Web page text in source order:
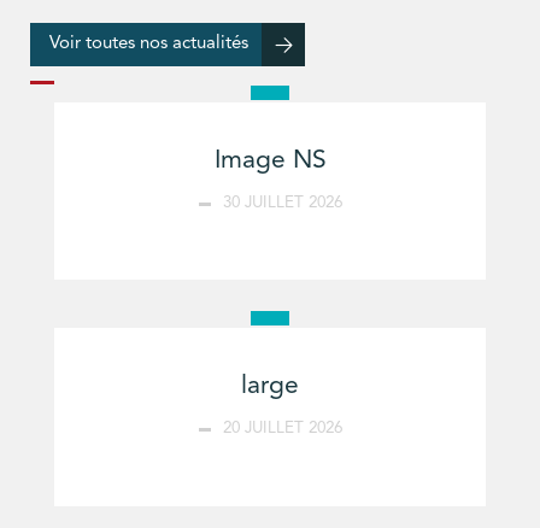
Voir toutes nos actualités
Image NS
30 JUILLET 2026
large
20 JUILLET 2026